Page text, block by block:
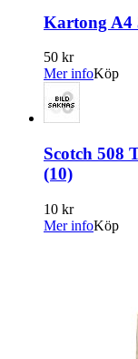
Kartong A4
50 kr
Mer infoKöp
Scotch 508
(10)
10 kr
Mer infoKöp